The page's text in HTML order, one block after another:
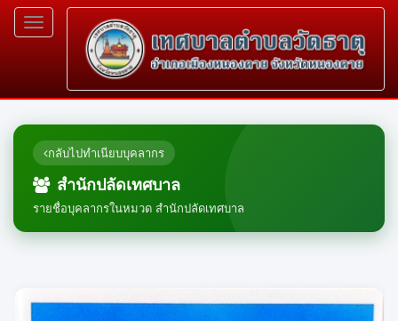
Toggle
navigation
กลับไปทำเนียบบุคลากร
สำนักปลัดเทศบาล
รายชื่อบุคลากรในหมวด สำนักปลัดเทศบาล